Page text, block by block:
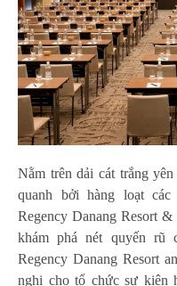
Nằm trên dải cát trắng
quanh bởi hàng loạt
Regency Danang Resort
khám phá nét quyến rũ
Regency Danang Resort
nghi cho tổ chức sự kiện